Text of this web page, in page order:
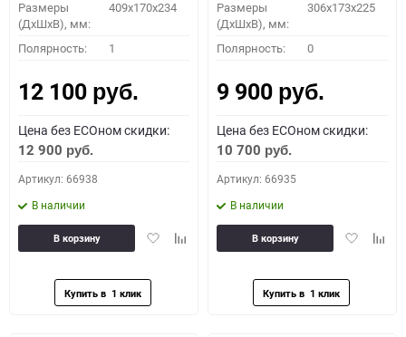
Размеры
(ДхШхВ), мм:
409x170x234
Полярность: 1
12 100 руб.
Цена без ECOном скидки:
12 900 руб.
Артикул: 66938
В наличии
ДобавитьДобавить
В корзину
Размеры
(ДхШхВ), мм:
306x173x225
Полярность: 0
9 900 руб.
Цена без ECOном скидки:
10 700 руб.
Артикул: 66935
В наличии
Добавить
В корзину